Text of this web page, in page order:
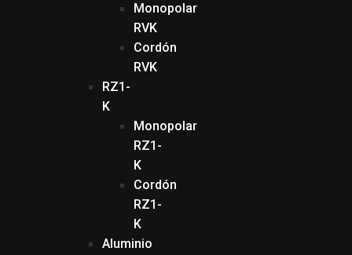
Monopolar
RVK
Cordón
RVK
RZ1-
K
Monopolar
RZ1-
K
Cordón
RZ1-
K
Aluminio